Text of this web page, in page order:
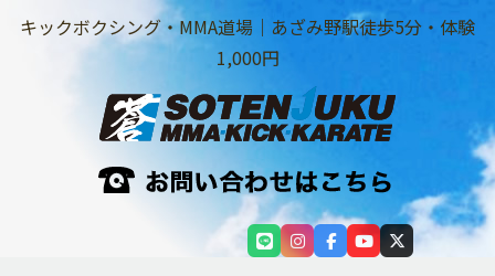
キックボクシング・MMA道場｜あざみ野駅徒歩5分・体験
1,000円